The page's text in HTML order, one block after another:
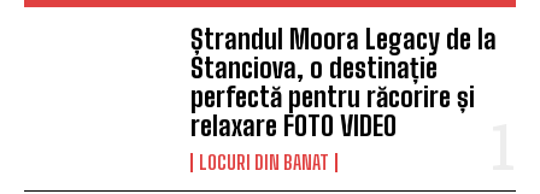
Ștrandul Moora Legacy de la
Stanciova, o destinație
perfectă pentru răcorire și
relaxare FOTO VIDEO
LOCURI DIN BANAT